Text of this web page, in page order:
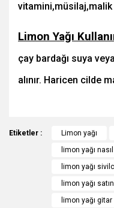
Limon Yağı
çay bardağı suya
alınır. Haricen cilde
Bu
konularda yetersiz
kullanarak tarafımıza
Görüş ve önerileriniz için
Ürün resmi kalitesiz,
Ürün açıklamasında
Etiketler : Limon yağı
limon yağı
limon yağı
limon yağı satın
limon yağı gitar